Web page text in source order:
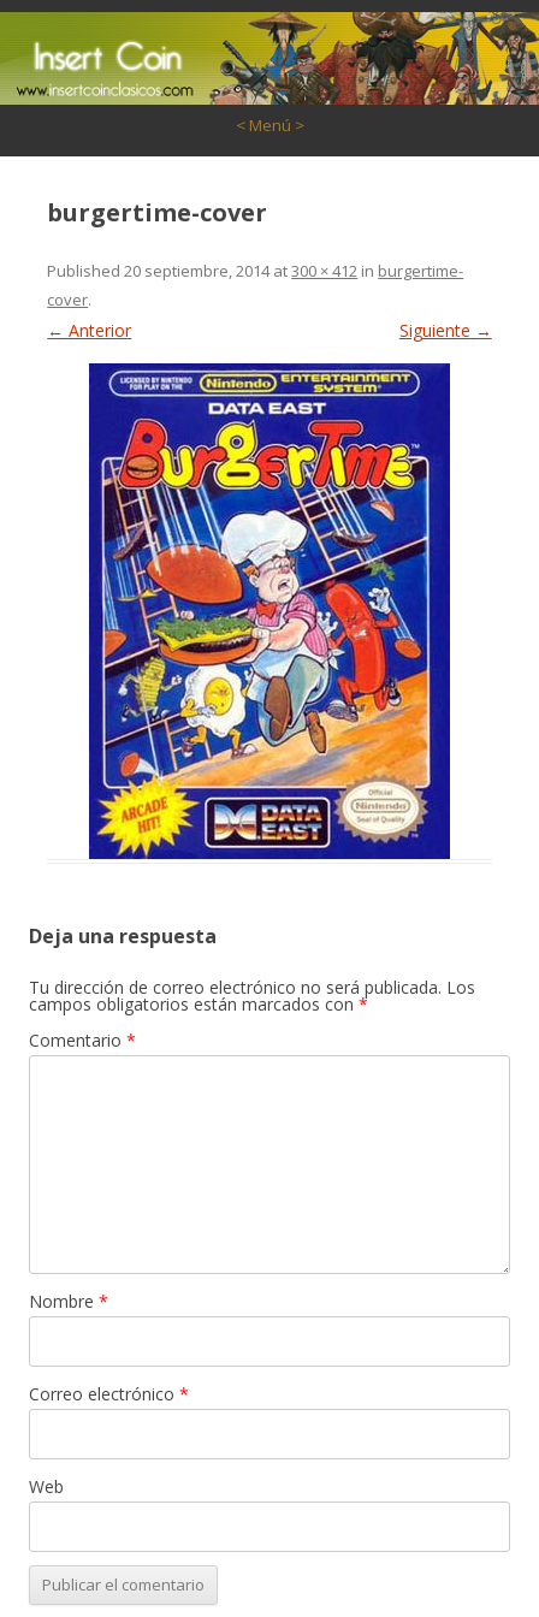
< Menú >
burgertime-cover
Published20 septiembre, 2014at300 × 412 in burgertime-
cover.
← Anterior Siguiente →
Deja una respuesta
Tu dirección de correo electrónico no será publicada. Los
campos obligatorios están marcados con *
Comentario *
Nombre *
Correo electrónico *
Web